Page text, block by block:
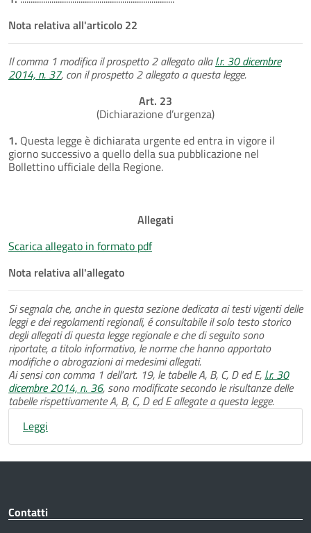
Nota relativa all'articolo 22
Il comma 1 modifica il prospetto 2 allegato allal.r. 30 dicembre
2014, n. 37, con il prospetto 2 allegato a questa legge.
Art. 23
(Dichiarazione d’urgenza)
1. Questa legge è dichiarata urgente ed entra in vigore il
giorno successivo a quello della sua pubblicazione nel
Bollettino ufficiale della Regione.
Allegati
Scarica allegato in formato pdf
Nota relativa all'allegato
Si segnala che, anche in questa sezione dedicata ai testi vigenti delle
leggi e dei regolamenti regionali, é consultabile il solo testo storico
degli allegati di questa legge regionale e che di seguito sono
riportate, a titolo informativo, le norme che hanno apportato
modifiche o abrogazioni ai medesimi allegati.
Ai sensi con comma 1 dell'art. 19, le tabelle A, B, C, D ed E, l.r. 30
dicembre 2014, n. 36, sono modificate secondo le risultanze delle
tabelle rispettivamente A, B, C, D ed E allegate a questa legge.
Leggi
Contatti